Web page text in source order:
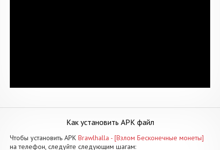
Как установить APK файл
Чтобы установить APK Brawlhalla - [Взлом Бесконечные монеты]
на телефон, следуйте следующим шагам: